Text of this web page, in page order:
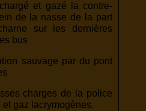
et gazé la contre-
de la nasse de la part
sur les dernières
bus
sauvage par du pont
charges de la police
gaz lacrymogènes.